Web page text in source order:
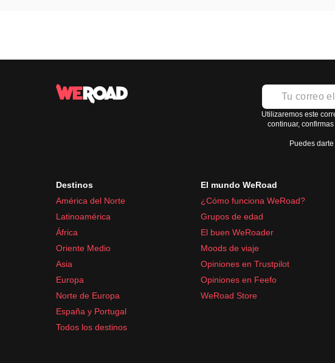
Utilizaremos este
continuar,
Puedes
Destinos
América del Norte
Latinoamérica
África
Oriente Medio
Asia
Europa
Norte de Europa
España y Portugal
Todos los destinos
El mundo WeRoad
¿Cómo funciona WeRoad?
Grupos de edad
El buen WeRoader
Moods de viaje
Opiniones en Trustpilot
Opiniones en Feefo
WeRoad Store